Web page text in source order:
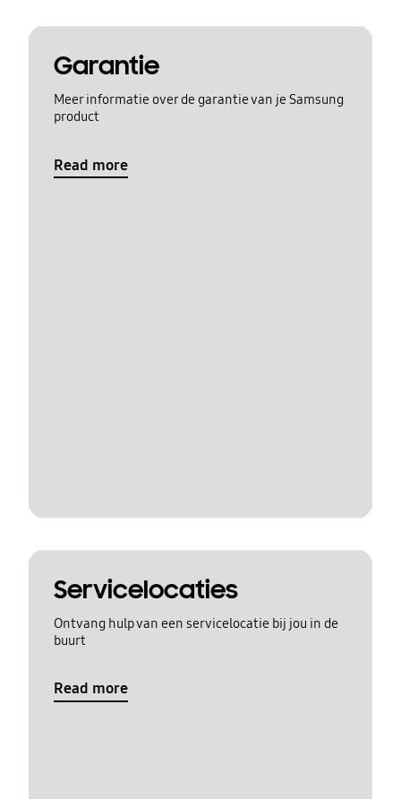
Garantie
Meer informatie over de garantie van je Samsung
product
Read more
Servicelocaties
Ontvang hulp van een servicelocatie bij jou in de
buurt
Read more